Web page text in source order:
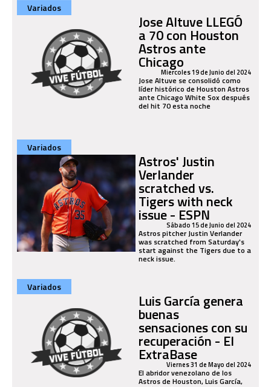
Variados
Jose Altuve LLEGÓ
a 70 con Houston
Astros ante
ChicagoMiercoles 19 de Junio del 2024
Jose Altuve se consolidó como
líder histórico de Houston Astros
ante Chicago White Sox después
del hit 70 esta noche
Variados
Astros' Justin
Verlander
scratched vs.
Tigers with neck
issue - ESPN
Sábado 15 de Junio del 2024
Astros pitcher Justin Verlander
was scratched from Saturday's
start against the Tigers due to a
neck issue.
Variados
Luis García genera
buenas
sensaciones con su
recuperación - El
ExtraBase
Viernes 31 de Mayo del 2024
El abridor venezolano de los
Astros de Houston, Luis García,